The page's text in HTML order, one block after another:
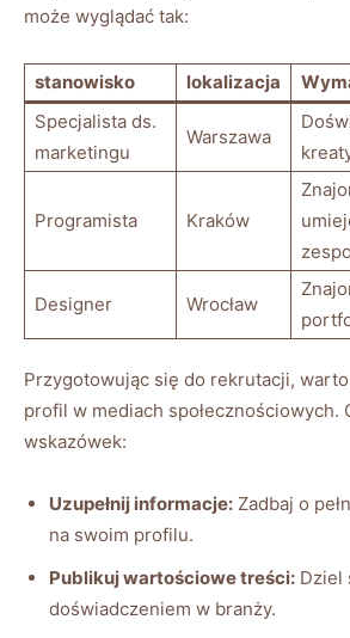
może wyglądać tak:
stanowisko lokalizacja
Specjalista ds.
marketingu
Warszawa
Programista Kraków
Designer Wrocław
Przygotowując się do rekrutacji,
profil w mediach społecznościowych.
wskazówek:
Uzupełnij informacje: Zadbaj o
na swoim profilu.
Publikuj wartościowe treści: Dziel
doświadczeniem w branży.